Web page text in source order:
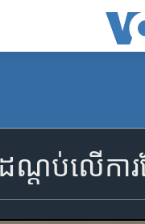
ដណ្តប់​លើ​ក